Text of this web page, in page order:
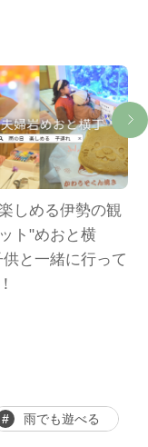
しめる伊勢の観
ト"めおと横
と一緒に行って
雨でも遊べる